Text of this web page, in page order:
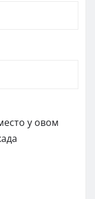
у овом